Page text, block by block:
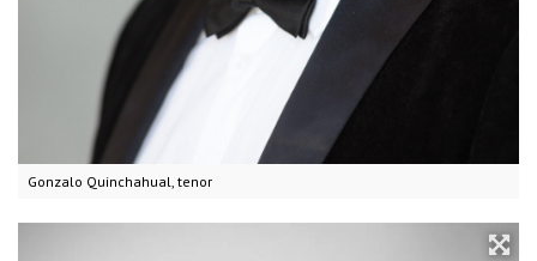
Gonzalo Quinchahual, tenor